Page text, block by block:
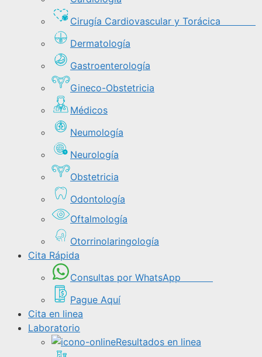
Cirugía Cardiovascular y Torácica
Dermatología
Gastroenterología
Gineco-Obstetricia
Médicos
Neumología
Neurología
Obstetricia
Odontología
Oftalmología
Otorrinolaringología
Cita Rápida
Consultas por WhatsApp
Pague Aquí
Cita en linea
Laboratorio
Resultados en linea